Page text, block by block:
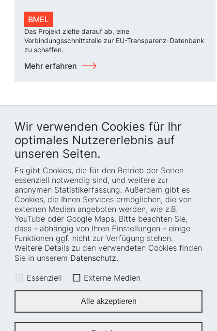
Wir verwenden Cookies für Ihr
optimales Nutzererlebnis auf
unseren Seiten.
Es gibt Cookies, die für den Betrieb der Seiten
essenziell notwendig sind, und weitere zur
anonymen Statistikerfassung. Außerdem gibt es
Cookies, die Ihnen Services ermöglichen, die von
externen Medien angeboten werden, wie z.B.
YouTube oder Google Maps. Bitte beachten Sie,
dass - abhängig von Ihren Einstellungen - einige
Funktionen ggf. nicht zur Verfügung stehen.
Weitere Details zu den verwendeten Cookies finden
Sie in unserem Datenschutz.
Essenziell Externe Medien
Alle akzeptieren
BMEL
Das Projekt zielte darauf ab, eine
Verbindungsschnittstelle zur EU-Transparenz-Datenbank
zu schaffen.
Mehr erfahren
Startseite
Wer wir sind
Wie wir arbeiten
Projekte
Fellowships
Karriere
Blog
Presse
Termine
Barrierefreiheit
Transparenz
Glossar
Anfahrt und
Leichte Sprache
Gebärdensprache
Impressum
Sitemap
Cookie-Einstellungen